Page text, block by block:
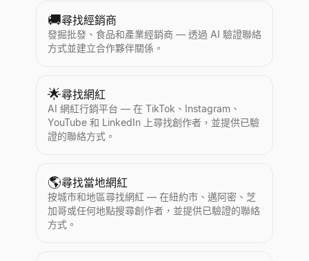
🚚尋找經銷商
發掘批發、食品和產業經銷商 — 透過 AI 驗證聯絡
方式並建立合作夥伴關係。
🌟尋找網紅
AI 網紅行銷平台 — 在 TikTok、Instagram、
YouTube 和 LinkedIn 上尋找創作者，並提供已驗
證的聯絡方式。
🌎尋找當地網紅
按城市和地區尋找網紅 — 在紐約市、邁阿密、芝
加哥或任何地點搜尋創作者，並提供已驗證的聯絡
方式。